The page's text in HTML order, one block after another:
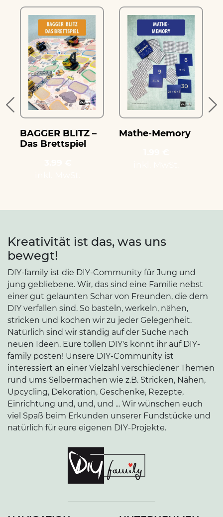
BAGGER BLITZ –
Das Brettspiel
Mathe-Memory
Kreativität ist das, was uns
bewegt!
DIY-family ist die DIY-Community für Jung und
jung gebliebene. Wir, das sind eine Familie nebst
einer gut gelaunten Schar von Freunden, die dem
DIY verfallen sind. So basteln, werkeln, nähen,
stricken und kochen wir zu jeder Gelegenheit.
Natürlich sind wir ständig auf der Suche nach
neuen Ideen. Eure tollen DIY's könnt ihr auf DIY-
family posten! Unsere DIY-Community ist
interessiert an einer Vielzahl verschiedener Themen
rund ums Selbermachen wie z.B. Stricken, Nähen,
Upcycling, Dekoration, Geschenke, Rezepte,
Einrichtung und, und, und ... Wir wünschen euch
viel Spaß beim Erkunden unserer Fundstücke und
natürlich für eure eigenen DIY-Projekte.